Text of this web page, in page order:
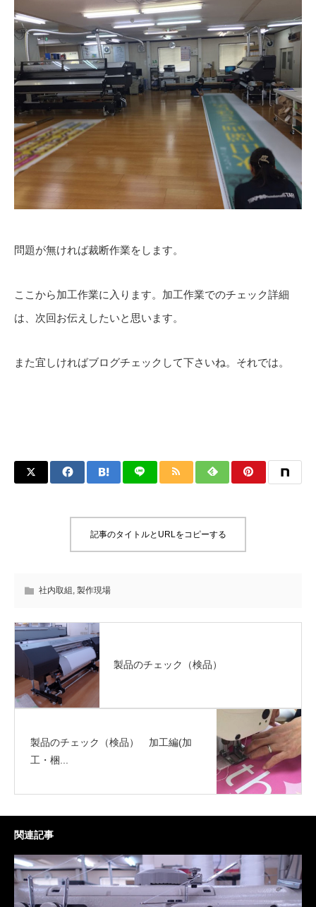
問題が無ければ裁断作業をします。
ここから加工作業に入ります。加工作業でのチェック詳細
は、次回お伝えしたいと思います。
また宜しければブログチェックして下さいね。それでは。
記事のタイトルとURLをコピーする
社内取組 製作現場
製品のチェック（検品）
製品のチェック（検品） 加工編(加
工・梱...
関連記事